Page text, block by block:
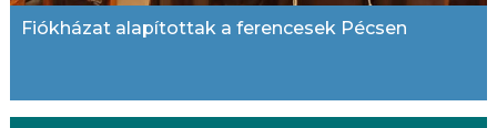
Fiókházat alapítottak a ferencesek Pécsen